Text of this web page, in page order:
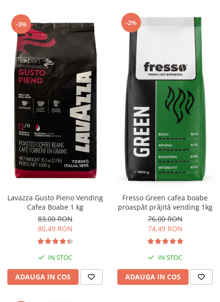
-3%
Lavazza Gusto Pieno Vending
Cafea Boabe 1 kg
83,00 RON
80,49 RON
IN STOC
ADAUGA IN COS
-2%
Fresso Green cafea boabe
proaspăt prăjită vending 1kg
76,00 RON
74,49 RON
IN STOC
ADAUGA IN COS